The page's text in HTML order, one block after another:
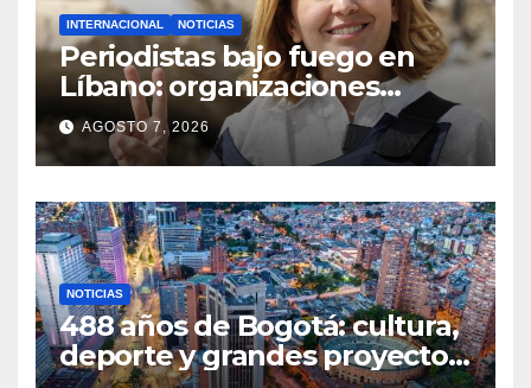
INTERNACIONAL NOTICIAS
Periodistas bajo fuego en
Líbano: organizaciones
denuncian ataques y exigen
justicia
AGOSTO 7, 2026
NOTICIAS
488 años de Bogotá: cultura,
deporte y grandes proyectos